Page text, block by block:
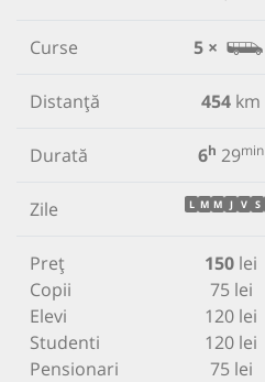
Curse 5 ×
Distanță 454 km
Durată 6h 29min
Zile L M M J V S
Preț
Copii
Elevi
Studenti
Pensionari
150 lei
75 lei
120 lei
120 lei
75 lei